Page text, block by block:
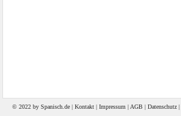
© 2022 by Spanisch .de | Kontakt | Impressum | AGB | Datenschutz |